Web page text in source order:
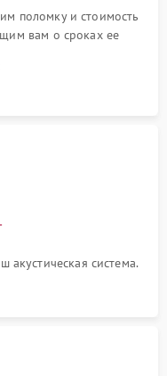
поломку и стоимость
вам о сроках ее
система.